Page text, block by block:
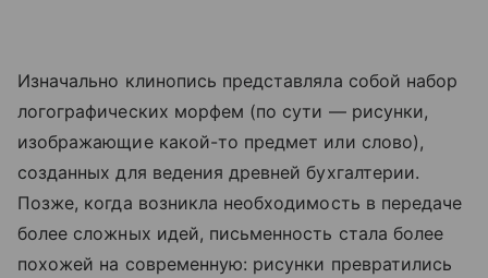
Изначально клинопись представляла собой набор
логографических морфем (по сути — рисунки,
изображающие какой-то предмет или слово),
созданных для ведения древней бухгалтерии.
Позже, когда возникла необходимость в передаче
более сложных идей, письменность стала более
похожей на современную: рисунки превратились